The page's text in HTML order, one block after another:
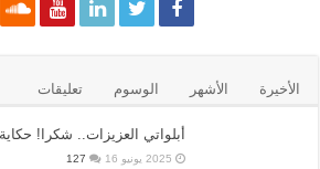
الأخيرة الأشهر الوسوم تعليقات
أبلواتي العزيزات.. شكرا!
2025 يونيو 16 127